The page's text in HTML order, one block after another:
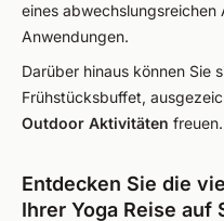
eines
Anwendungen.
Darüber hinaus können Sie
Frühstücksbuffet,
Outdoor Aktivitäten freuen.
Entdecken Sie die
Ihrer Yoga Reise auf